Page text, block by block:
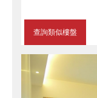
查詢類似樓盤